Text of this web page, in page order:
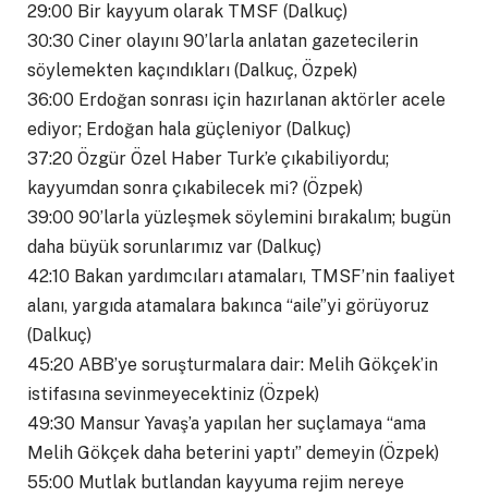
29:00 Bir kayyum olarak TMSF (Dalkuç)
30:30 Ciner olayını 90’larla anlatan gazetecilerin
söylemekten kaçındıkları (Dalkuç, Özpek)
36:00 Erdoğan sonrası için hazırlanan aktörler acele
ediyor; Erdoğan hala güçleniyor (Dalkuç)
37:20 Özgür Özel Haber Turk’e çıkabiliyordu;
kayyumdan sonra çıkabilecek mi? (Özpek)
39:00 90’larla yüzleşmek söylemini bırakalım; bugün
daha büyük sorunlarımız var (Dalkuç)
42:10 Bakan yardımcıları atamaları, TMSF’nin faaliyet
alanı, yargıda atamalara bakınca “aile”yi görüyoruz
(Dalkuç)
45:20 ABB’ye soruşturmalara dair: Melih Gökçek’in
istifasına sevinmeyecektiniz (Özpek)
49:30 Mansur Yavaş’a yapılan her suçlamaya “ama
Melih Gökçek daha beterini yaptı” demeyin (Özpek)
55:00 Mutlak butlandan kayyuma rejim nereye